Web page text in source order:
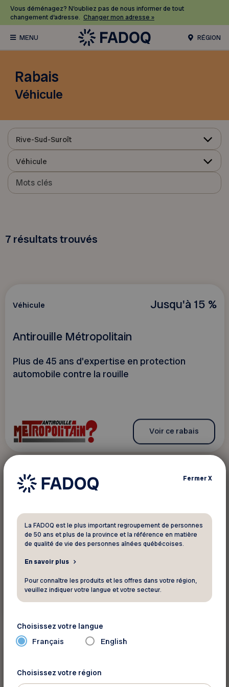
Vous déménagez? N’oubliez pas de nous informer de tout
changement d’adresse. Changer mon adresse »
RÉGION
Rabais
Véhicule
Rive-Sud-Suroît
Véhicule
7 résultats trouvés
Jusqu'à 15 %
Véhicule
Antirouille Métropolitain
Plus de 45 ans d'expertise en protection
automobile contre la rouille
Voir ce rabais
10 %
Véhicule
Batteries Expert
10% de rabais sur pratiquement tout en
magasin!
FermerX
La FADOQ est le plus important regroupement de personnes
de 50 ans et plus de la province et la référence en matière
de qualité de vie des personnes aînées québécoises.
En savoir plus
Pour connaître les produits et les offres dans votre région,
veuillez indiquer votre langue et votre secteur.
Choisissez votre langue
Français English
Choisissez votre région